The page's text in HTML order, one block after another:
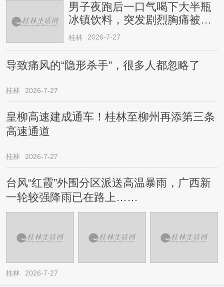
男子夜跑后一口气喝下大半瓶
冰镇饮料，突发剧烈胸痛被送
医！医生提醒→
桂林 2026-7-27
导致痛风的“隐形杀手”，很多人都忽略了
桂林 2026-7-27
皇柳高速建成通车！桂林至柳州再添第三条
高速通道
桂林 2026-7-27
台风“红霞”外围分区派送高温暴雨，广西新
一轮较强降雨已在路上……
桂林 2026-7-27